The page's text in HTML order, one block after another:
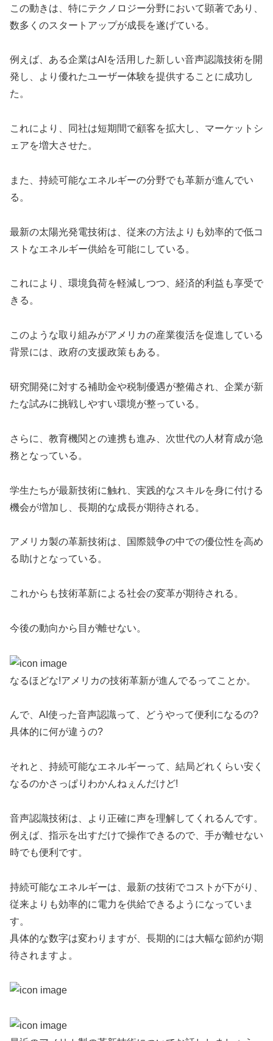
この動きは、特にテクノロジー分野において顕著であり、
数多くのスタートアップが成長を遂げている。
例えば、ある企業はAIを活用した新しい音声認識技術を開
発し、より優れたユーザー体験を提供することに成功し
た。
これにより、同社は短期間で顧客を拡大し、マーケットシ
ェアを増大させた。
また、持続可能なエネルギーの分野でも革新が進んでい
る。
最新の太陽光発電技術は、従来の方法よりも効率的で低コ
ストなエネルギー供給を可能にしている。
これにより、環境負荷を軽減しつつ、経済的利益も享受で
きる。
このような取り組みがアメリカの産業復活を促進している
背景には、政府の支援政策もある。
研究開発に対する補助金や税制優遇が整備され、企業が新
たな試みに挑戦しやすい環境が整っている。
さらに、教育機関との連携も進み、次世代の人材育成が急
務となっている。
学生たちが最新技術に触れ、実践的なスキルを身に付ける
機会が増加し、長期的な成長が期待される。
アメリカ製の革新技術は、国際競争の中での優位性を高め
る助けとなっている。
これからも技術革新による社会の変革が期待される。
今後の動向から目が離せない。
なるほどな!アメリカの技術革新が進んでるってことか。
んで、AI使った音声認識って、どうやって便利になるの?
具体的に何が違うの?
それと、持続可能なエネルギーって、結局どれくらい安く
なるのかさっぱりわかんねぇんだけど!
音声認識技術は、より正確に声を理解してくれるんです。
例えば、指示を出すだけで操作できるので、手が離せない
時でも便利です。
持続可能なエネルギーは、最新の技術でコストが下がり、
従来よりも効率的に電力を供給できるようになっていま
す。
具体的な数字は変わりますが、長期的には大幅な節約が期
待されますよ。